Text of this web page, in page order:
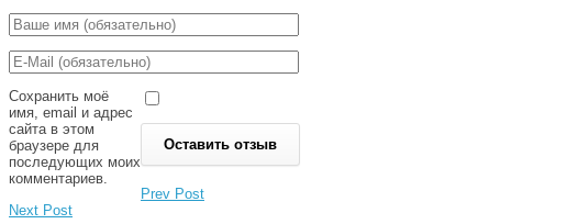
Сохранить моё
имя, email и адрес
сайта в этом
браузере для
последующих моих
комментариев.
Prev Post
Next Post